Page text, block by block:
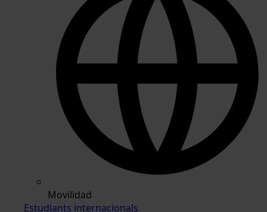
Movilidad
Estudiants internacionals